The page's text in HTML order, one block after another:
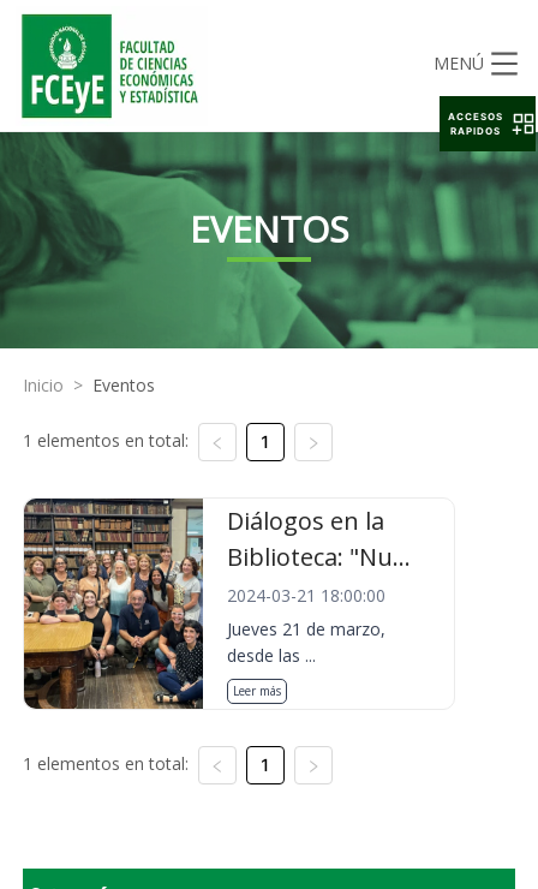
MENÚ
EVENTOS
Inicio > Eventos
1 elementos en total: 1
Diálogos en la
Biblioteca: "Nu...
2024-03-21 18:00:00
Jueves 21 de marzo,
desde las ...
Leer más
1 elementos en total: 1
ACCESOS
RAPIDOS